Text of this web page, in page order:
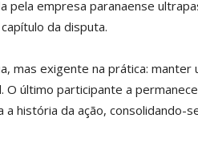
pela empresa paranaense
da disputa.
mas exigente na prática: manter
último participante a
história da ação, consolidando-